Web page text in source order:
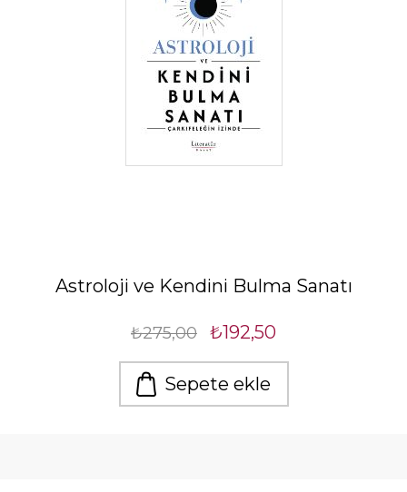
Astroloji ve Kendini Bulma Sanatı
₺275,00 ₺192,50
Sepete ekle